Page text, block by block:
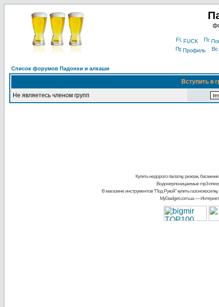
FUCK
Профиль
Список форумов Падонки и алкаши
Вступить в
Не являетесь членом групп
Купить недорого палатку, рюкзак, багажник
Водонерпоницаемые mp3-
В магазине инструментов "Под Рукой"купить
MyGadget.com.ua—